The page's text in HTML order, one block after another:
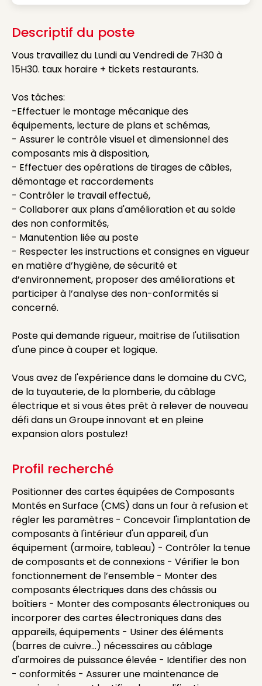
Descriptif du poste
Vous travaillez du Lundi au Vendredi de 7H30 à
15H30. taux horaire + tickets restaurants.
Vos tâches:
-Effectuer le montage mécanique des
équipements, lecture de plans et schémas,
- Assurer le contrôle visuel et dimensionnel des
composants mis à disposition,
- Effectuer des opérations de tirages de câbles,
démontage et raccordements
- Contrôler le travail effectué,
- Collaborer aux plans d'amélioration et au solde
des non conformités,
- Manutention liée au poste
- Respecter les instructions et consignes en vigueur
en matière d’hygiène, de sécurité et
d’environnement, proposer des améliorations et
participer à l’analyse des non-conformités si
concerné.
Poste qui demande rigueur, maitrise de l'utilisation
d'une pince à couper et logique.
Vous avez de l'expérience dans le domaine du CVC,
de la tuyauterie, de la plomberie, du câblage
électrique et si vous êtes prêt à relever de nouveau
défi dans un Groupe innovant et en pleine
expansion alors postulez!
Profil recherché
Positionner des cartes équipées de Composants
Montés en Surface (CMS) dans un four à refusion et
régler les paramètres - Concevoir l'implantation de
composants à l'intérieur d'un appareil, d'un
équipement (armoire, tableau) - Contrôler la tenue
de composants et de connexions - Vérifier le bon
fonctionnement de l’ensemble - Monter des
composants électriques dans des châssis ou
boîtiers - Monter des composants électroniques ou
incorporer des cartes électroniques dans des
appareils, équipements - Usiner des éléments
(barres de cuivre...) nécessaires au câblage
d'armoires de puissance élevée - Identifier des non
- conformités - Assurer une maintenance de